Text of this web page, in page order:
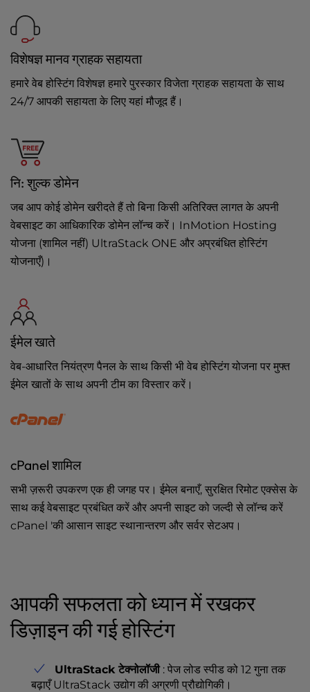
विशेषज्ञ मानव ग्राहक सहायता
हमारे वेब होस्टिंग विशेषज्ञ हमारे पुरस्कार विजेता ग्राहक सहायता के साथ
24/7 आपकी सहायता के लिए यहां मौजूद हैं।
नि: शुल्क डोमेन
जब आप कोई डोमेन खरीदते हैं तो बिना किसी अतिरिक्त लागत के अपनी
वेबसाइट का आधिकारिक डोमेन लॉन्च करें। InMotion Hosting
योजना (शामिल नहीं) UltraStack ONE और अप्रबंधित होस्टिंग
योजनाएँ)।
ईमेल खाते
वेब-आधारित नियंत्रण पैनल के साथ किसी भी वेब होस्टिंग योजना पर मुफ्त
ईमेल खातों के साथ अपनी टीम का विस्तार करें।
cPanel शामिल
सभी ज़रूरी उपकरण एक ही जगह पर। ईमेल बनाएँ, सुरक्षित रिमोट एक्सेस के
साथ कई वेबसाइट प्रबंधित करें और अपनी साइट को जल्दी से लॉन्च करें
cPanel 'की आसान साइट स्थानान्तरण और सर्वर सेटअप।
आपकी सफलता को ध्यान में रखकर
डिज़ाइन की गई होस्टिंग
UltraStack टेक्नोलॉजी: पेज लोड स्पीड को 12 गुना तक
बढ़ाएँ UltraStack उद्योग की अग्रणी प्रौद्योगिकी।